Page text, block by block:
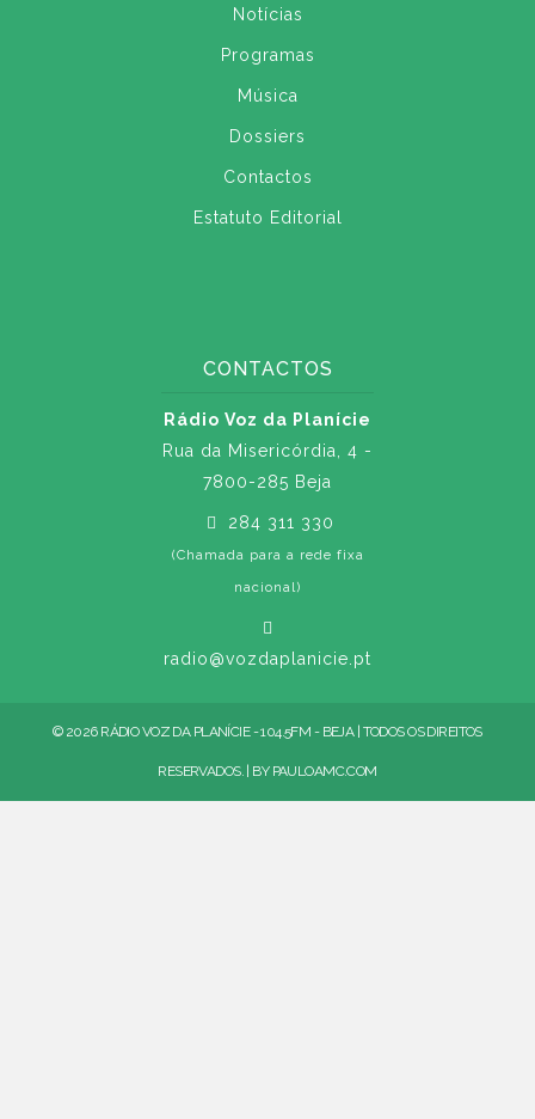
Notícias
Programas
Música
Dossiers
Contactos
Estatuto Editorial
CONTACTOS
Rádio Voz da Planície
Rua da Misericórdia, 4 -
7800-285 Beja
284 311 330
(Chamada para a rede fixa
nacional)
radio@vozdaplanicie.pt
© 2026 RÁDIO VOZ DA PLANÍCIE - 104.5FM - BEJA | TODOS OS DIREITOS
RESERVADOS. | BY PAULOAMC.COM